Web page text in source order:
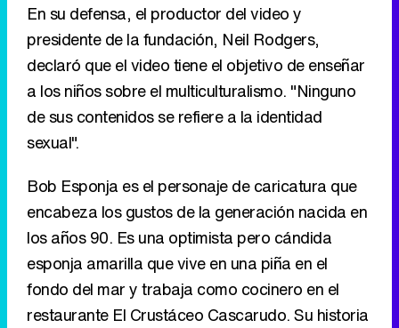
En su defensa, el productor del video y
presidente de la fundación, Neil Rodgers,
declaró que el video tiene el objetivo de enseñar
a los niños sobre el multiculturalismo. "Ninguno
de sus contenidos se refiere a la identidad
sexual".
Bob Esponja es el personaje de caricatura que
encabeza los gustos de la generación nacida en
los años 90. Es una optimista pero cándida
esponja amarilla que vive en una piña en el
fondo del mar y trabaja como cocinero en el
restaurante El Crustáceo Cascarudo. Su historia